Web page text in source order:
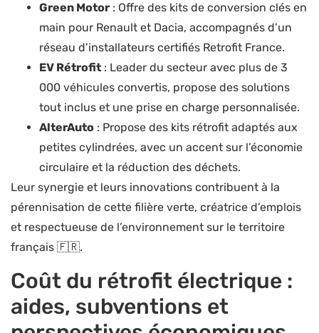
Green Motor : Offre des kits de conversion clés en
main pour Renault et Dacia, accompagnés d’un
réseau d’installateurs certifiés Retrofit France.
EV Rétrofit : Leader du secteur avec plus de 3
000 véhicules convertis, propose des solutions
tout inclus et une prise en charge personnalisée.
AlterAuto : Propose des kits rétrofit adaptés aux
petites cylindrées, avec un accent sur l’économie
circulaire et la réduction des déchets.
Leur synergie et leurs innovations contribuent à la
pérennisation de cette filière verte, créatrice d’emplois
et respectueuse de l’environnement sur le territoire
français 🇫🇷.
Coût du rétrofit électrique :
aides, subventions et